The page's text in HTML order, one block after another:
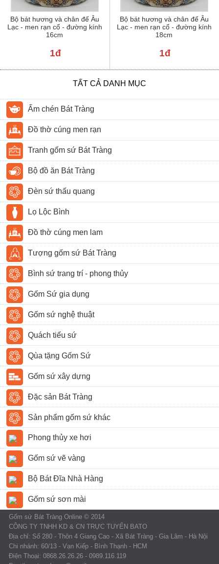
Bộ bát hương và chân đế Âu
Lạc - men rạn cổ - đường kính
16cm
1đ
Bộ bát hương và chân đế Âu
Lạc - men rạn cổ - đường kính
18cm
1đ
TẤT CẢ DANH MỤC
Ấm chén Bát Tràng
Đồ thờ cúng men rạn
Tranh gốm sứ Bát Tràng
Bộ đồ ăn Bát Tràng
Đèn sứ thấu quang
Lọ Lộc Bình
Đồ thờ cúng men lam
Tượng gốm sứ Bát Tràng
Bình sứ trang trí - phong thủy
Gốm Sứ gia dụng
Gốm sứ nghệ thuật
Quách tiểu sứ
Qùa tặng Gốm Sứ
Gốm sứ xây dựng
Đặc sản Bát Tràng
Sản phẩm gốm sứ khác
Phong thủy xe hơi
Gốm sứ vẽ vàng
Bộ Bát Đĩa Nhà Hàng
Gốm sứ sơn mài
Gốm sứ Bát Tràng Online © 2014
CÔNG TY TNHH KD & CN TRỰC TUYẾN BATO
Địa chỉ: Số 280 - Thôn 4 Giang Cao - Xã Bát Tràng - Gia Lâm - Hà Nội
Chi nhánh: 60/13 - Vạn Kiếp - Bình Thạnh - HCM
Điện Thoại: 0868.26.26.26 - 0989.116.119